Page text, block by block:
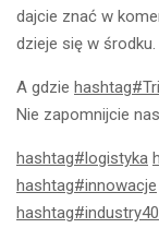
dajcie znać w
dzieje się w środku.
A gdzie hashtag#
Nie zapomnijcie
hashtag#logistyka
hashtag#innowacje
hashtag#industry40